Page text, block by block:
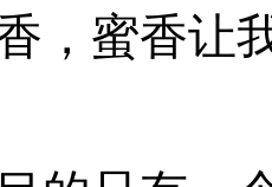
，蜜香让